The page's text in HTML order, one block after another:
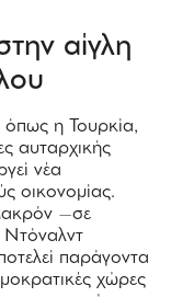
αίγλη
η Τουρκία,
αυταρχικής
νέα
οικονομίας.
–σε
Ντόναλντ
παράγοντα
χώρες